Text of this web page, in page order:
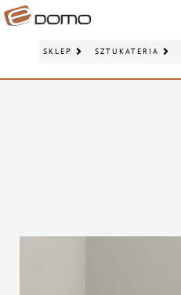
SKLEP SZTUKATERIA